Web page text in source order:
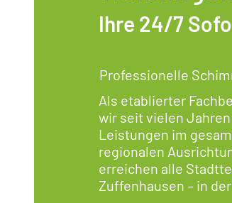
Ihre 24/7
Professionelle
Als etablierter
wir seit vielen
Leistungen im
regionalen
erreichen alle
Zuffenhausen – in